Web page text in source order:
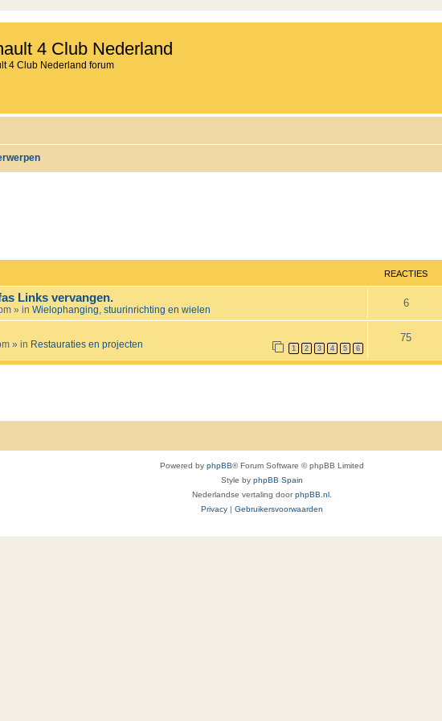
4 Club Nederland
4 Club Nederland forum
ZOEKEN
REACTIES
Links vervangen.
» in Wielophanging, stuurinrichting en wielen
6R
i
» in Restauraties en projecten 1 2 3 4 5 6
75R
e
i
Powered by phpBB® Forum Software © phpBB Limited
Style by phpBB Spain
Nederlandse vertaling doorphpBB.nl
Privacy | Gebruikersvoorwaarden